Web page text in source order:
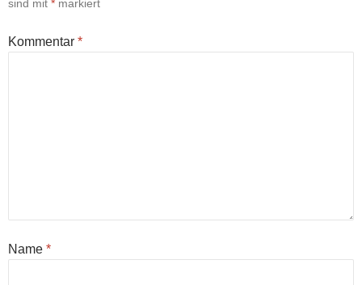
sind mit * markiert
Kommentar *
Name *